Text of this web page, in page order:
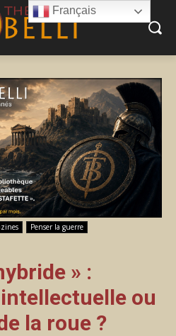
Penser la guerre
» :
ou
la roue ?
Français